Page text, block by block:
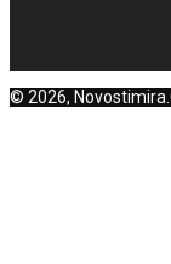
© 2026,